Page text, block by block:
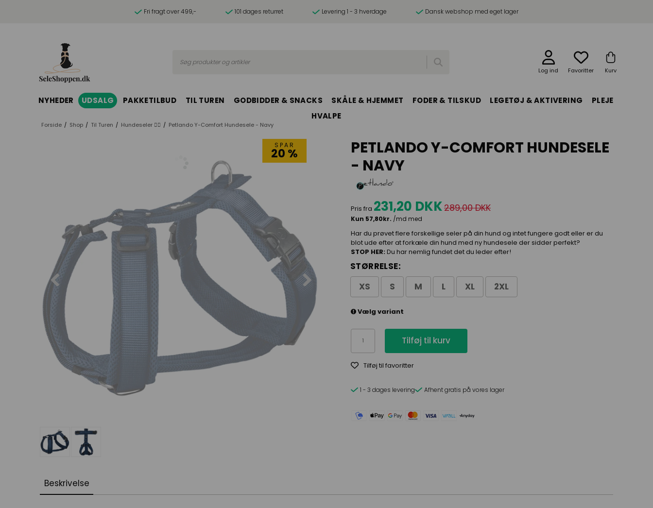
Fri fragt over 499,- 101 dages returret Levering 1 - 3 hverdage Dansk webshop med eget lager
Log ind Favoritter Kurv
NYHEDER UDSALG PAKKETILBUD TIL TUREN GODBIDDER & SNACKS SKÅLE & HJEMMET FODER & TILSKUD LEGETØJ & AKTIVERING
PLEJE
HVALPE
Forside / Shop / Til Turen / Hundeseler 🐕‍🦺 / Petlando Y-Comfort Hundesele - Navy
SPAR
20 %
PETLANDO Y-COMFORT HUNDESELE
- NAVY
Pris fra 231,20 DKK289,00 DKK
Har du prøvet flere forskellige seler på din hund og intet fungere godt eller er du
blot ude efter at forkæle din hund med ny hundesele der sidder perfekt?
STOP HER: Du har nemlig fundet det du leder efter!
STØRRELSE:
XS
S M L XL 2XL
Vælg variant
Tilføj til kurv
Tilføj til favoritter
1 - 3 dages levering Afhent gratis på vores lager
Beskrivelse